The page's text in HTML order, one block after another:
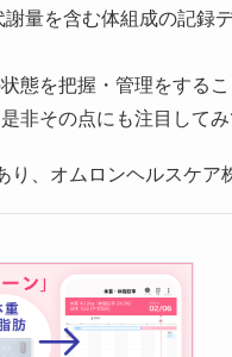
量を含む体組成の記
態を把握・管理をする
非その点にも注目してみ
、オムロンヘルスケア